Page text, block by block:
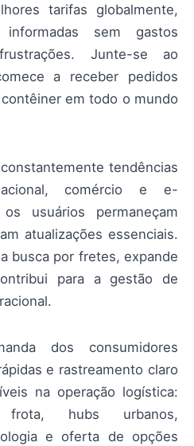
tarifas globalmente,
informadas sem gastos
Junte-se ao
a receber pedidos
em todo o mundo
tendências
comércio e e-
usuários permaneçam
atualizações essenciais.
busca por fretes, expande
para a gestão de
dos consumidores
e rastreamento claro
na operação logística:
frota, hubs urbanos,
e oferta de opções